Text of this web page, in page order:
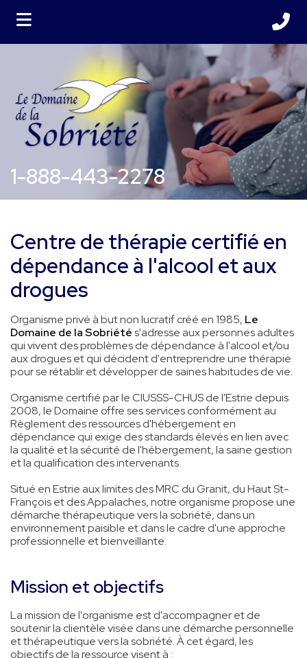
(Services )
1-888-443-2278
Centre de thérapie certifié en
dépendance à l'alcool et aux
drogues
Organisme privé à but non lucratif créé en 1985, Le
Domaine de la Sobriétés'adresse aux personnes adultes
qui vivent des problèmes de dépendance à l'alcool et/ou
aux drogues et qui décident d'entreprendre une thérapie
pour se rétablir et développer de saines habitudes de vie.
Organisme certifié par le CIUSSS-CHUS de l'Estrie depuis
2008, le Domaine offre ses services conformément au
Règlement des ressources d'hébergement en
dépendance qui exige des standards élevés en lien avec
la qualité et la sécurité de l'hébergement, la saine gestion
et la qualification des intervenants.
Situé en Estrie aux limites des MRC du Granit, du Haut St-
François et des Appalaches, notre organisme propose une
démarche thérapeutique vers la sobriété, dans un
environnement paisible et dans le cadre d'une approche
professionnelle et bienveillante.
Mission et objectifs
La mission de l'organisme est d'accompagner et de
soutenir la clientèle visée dans une démarche personnelle
et thérapeutique vers la sobriété. À cet égard, les
objectifs de la ressource visent à :